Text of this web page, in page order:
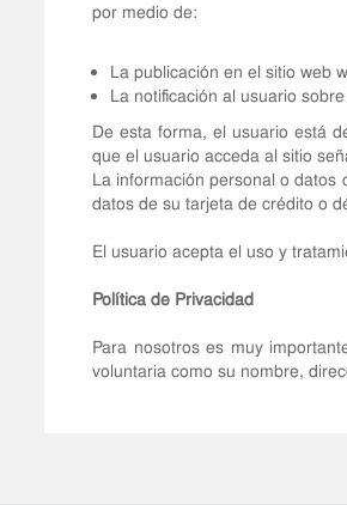
por medio de:
La publicación en el sitio web
La notificación al usuario
De esta forma, el usuario está
que el usuario acceda al sitio
La información personal o datos
datos de su tarjeta de crédito o
El usuario acepta el uso y
Política de Privacidad
Para nosotros es muy
voluntaria como su nombre,